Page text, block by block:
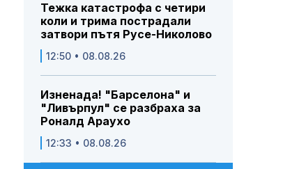
Тежка катастрофа с четири
коли и трима пострадали
затвори пътя Русе-Николово
12:50 • 08.08.26
Изненада! "Барселона" и
"Ливърпул" се разбраха за
Роналд Араухо
12:33 • 08.08.26